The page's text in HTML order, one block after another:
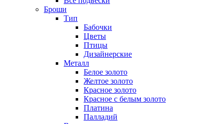
Броши
Тип
Бабочки
Цветы
Птицы
Дизайнерские
Металл
Белое золото
Желтое золото
Красное золото
Красное с белым золото
Платина
Палладий